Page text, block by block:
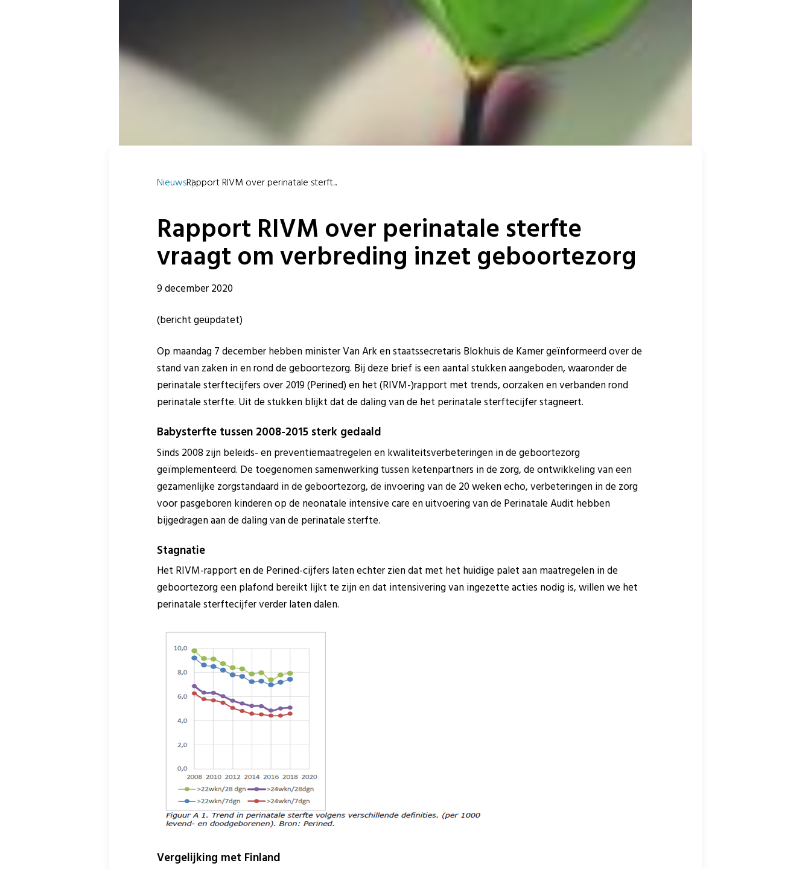
NieuwsRapport RIVM over perinatale sterft...
Rapport RIVM over perinatale sterfte
vraagt om verbreding inzet geboortezorg
9 december 2020
(bericht geüpdatet)
Op maandag 7 december hebben minister Van Ark en staatssecretaris Blokhuis de Kamer geïnformeerd over de
stand van zaken in en rond de geboortezorg. Bij deze brief is een aantal stukken aangeboden, waaronder de
perinatale sterftecijfers over 2019 (Perined) en het (RIVM-)rapport met trends, oorzaken en verbanden rond
perinatale sterfte. Uit de stukken blijkt dat de daling van de het perinatale sterftecijfer stagneert.
Babysterfte tussen 2008-2015 sterk gedaald
Sinds 2008 zijn beleids- en preventiemaatregelen en kwaliteitsverbeteringen in de geboortezorg
geïmplementeerd. De toegenomen samenwerking tussen ketenpartners in de zorg, de ontwikkeling van een
gezamenlijke zorgstandaard in de geboortezorg, de invoering van de 20 weken echo, verbeteringen in de zorg
voor pasgeboren kinderen op de neonatale intensive care en uitvoering van de Perinatale Audit hebben
bijgedragen aan de daling van de perinatale sterfte.
Stagnatie
Het RIVM-rapport en de Perined-cijfers laten echter zien dat met het huidige palet aan maatregelen in de
geboortezorg een plafond bereikt lijkt te zijn en dat intensivering van ingezette acties nodig is, willen we het
perinatale sterftecijfer verder laten dalen.
Vergelijking met Finland